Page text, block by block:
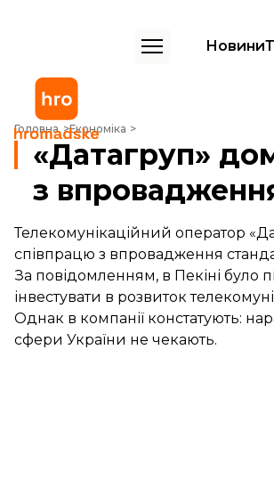
Новини
Головна Економіка
«Датагруп» домовився з Xinwei про
«Датагруп»
з
Телекомунікаційний оператор
співпрацю з впровадження
За повідомленням, в Пекіні
інвестувати в розвиток
Однак в компанії констатують:
сфери України не чекають.